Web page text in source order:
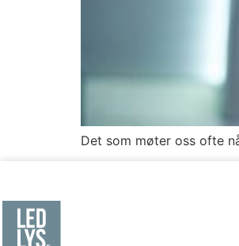
Det som møter oss ofte